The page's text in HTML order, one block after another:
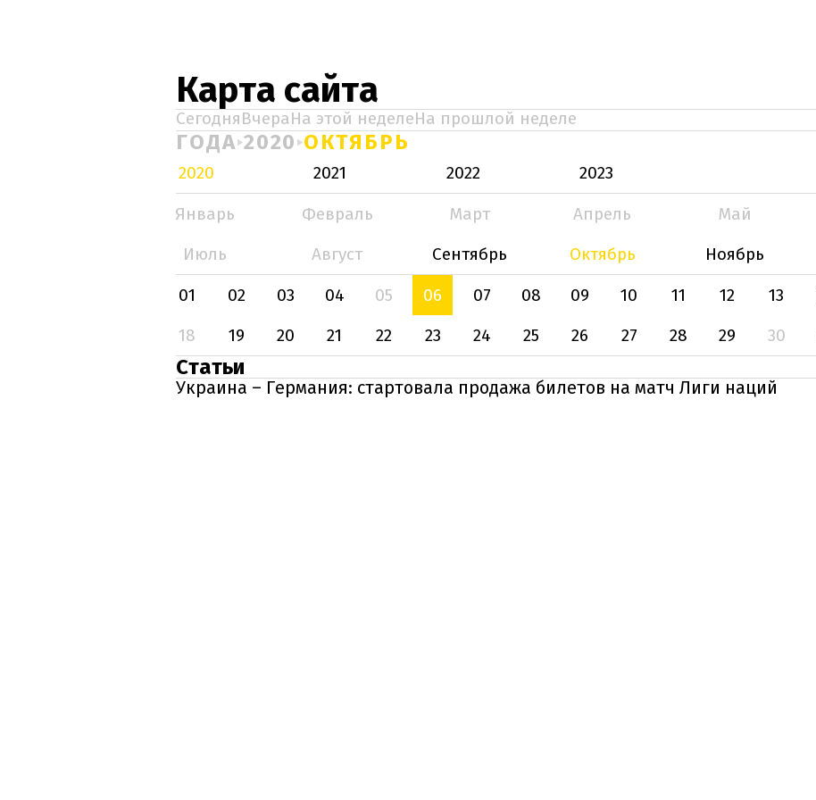
Карта сайта
СегодняВчераНа этой неделеНа прошлой неделе
ГОДА 2020 ОКТЯБРЬ
2020 2021 2022
2023
Январь
Февраль Март Апрель Май
Июль
Август Сентябрь Октябрь Ноябрь
01
02 03 04 05 06 07 08 09 10 11 12 13
18
19 20 21 22 23 24 25 26 27 28 29 30
Статьи
Украина – Германия: стартовала продажа билетов на матч Лиги наций